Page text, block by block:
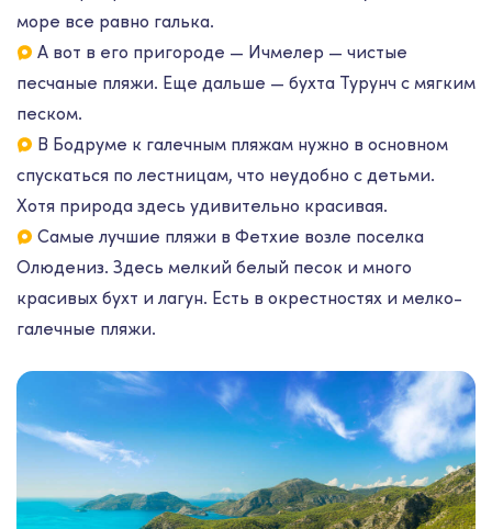
море все равно галька.
А вот в его пригороде — Ичмелер — чистые
песчаные пляжи. Еще дальше — бухта Турунч с мягким
песком.
В Бодруме к галечным пляжам нужно в основном
спускаться по лестницам, что неудобно с детьми.
Хотя природа здесь удивительно красивая.
Самые лучшие пляжи в Фетхие возле поселка
Олюдениз. Здесь мелкий белый песок и много
красивых бухт и лагун. Есть в окрестностях и мелко-
галечные пляжи.